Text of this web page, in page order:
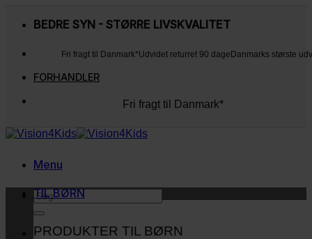
BEDRE SYN - STØRRE LIVSKVALITET
Fri fragt til Danmark*Udvidet returret 90 dage Danmarks største
FORHANDLER
Fri fragt til Danmark*
Menu
Søg
efter:
TIL BØRN
PRODUKTER TIL BØRN